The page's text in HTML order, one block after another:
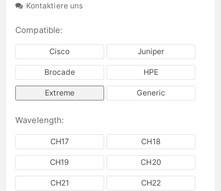
Kontaktiere uns
Compatible:
Cisco Juniper
Brocade HPE
Extreme Generic
Wavelength:
CH17 CH18
CH19 CH20
CH21 CH22